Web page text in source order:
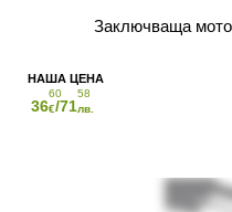
Заключващa мото
36
60
€/71
58
лв.